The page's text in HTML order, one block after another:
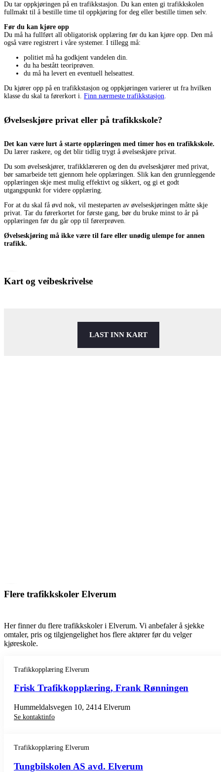
Du tar oppkjøringen på en trafikkstasjon. Du kan enten gi trafikkskolen
fullmakt til å bestille time til oppkjøring for deg eller bestille timen selv.
Før du kan kjøre opp
Du må ha fullført all obligatorisk opplæring før du kan kjøre opp. Den må
også være registrert i våre systemer. I tillegg må:
politiet må ha godkjent vandelen din.
du ha bestått teoriprøven.
du må ha levert en eventuell helseattest.
Du kjører opp på en trafikkstasjon og oppkjøringen varierer ut fra hvilken
klasse du skal ta førerkort i. Finn nærmeste trafikkstasjon
Øvelseskjøre privat eller på trafikkskole?
Det kan være lurt å starte opplæringen med timer hos en trafikkskole.
Du lærer raskere, og det blir tidlig trygt å øvelseskjøre privat.
Du som øvelseskjører, trafikklæreren og den du øvelseskjører med privat,
bør samarbeide tett gjennom hele opplæringen. Slik kan den grunnleggende
opplæringen skje mest mulig effektivt og sikkert, og gi et godt
utgangspunkt for videre opplæring.
For at du skal få øvd nok, vil mesteparten av øvelseskjøringen måtte skje
privat. Tar du førerkortet for første gang, bør du bruke minst to år på
opplæringen før du går opp til førerprøven.
Øvelseskjøring må ikke være til fare eller unødig ulempe for annen
trafikk.
Kart og veibeskrivelse
LAST INN KART
Flere trafikkskoler Elverum
Her finner du flere trafikkskoler i Elverum. Vi anbefaler å sjekke
omtaler, pris og tilgjengelighet hos flere aktører før du velger
kjøreskole.
Trafikkopplæring Elverum
Frisk Trafikkopplæring, Frank Rønningen
Hummeldalsvegen 10, 2414 Elverum
Se kontaktinfo
Trafikkopplæring Elverum
Tungbilskolen AS avd. Elverum